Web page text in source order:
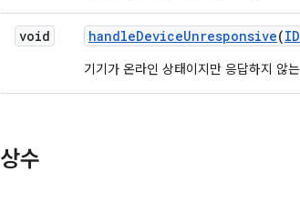
void handleDeviceUnresponsive(
기기가 온라인 상태이지만 응답하지 않
상수